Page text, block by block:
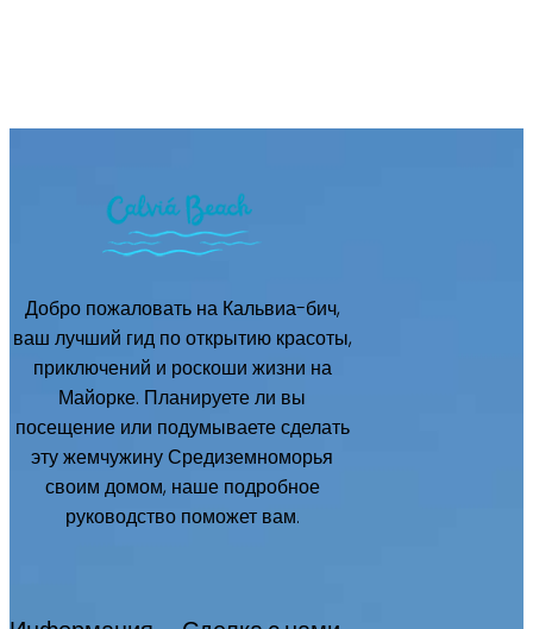
Добро пожаловать на Кальвиа-бич,
ваш лучший гид по открытию красоты,
приключений и роскоши жизни на
Майорке. Планируете ли вы
посещение или подумываете сделать
эту жемчужину Средиземноморья
своим домом, наше подробное
руководство поможет вам.